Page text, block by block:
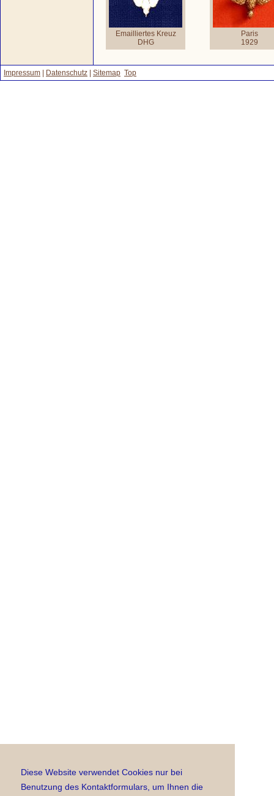
Diese Website verwendet Cookies nur bei
Benutzung des Kontaktformulars, um Ihnen die
Emailliertes Kreuz
DHG
Paris
1929
Impressum Datenschutz Sitemap Top